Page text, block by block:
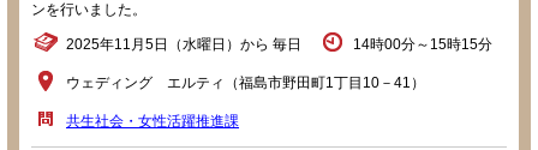
ンを行いました。
2025年11月5日（水曜日）から 毎日 14時00分～15時15分
ウェディング エルティ（福島市野田町1丁目10－41）
共生社会・女性活躍推進課